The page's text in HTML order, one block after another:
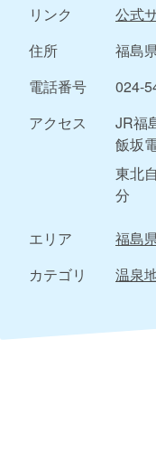
リンク
公式
住所
福島
電話番号
024-
アクセス
JR福
飯坂
東北
分
エリア 福島
カテゴリ
温泉